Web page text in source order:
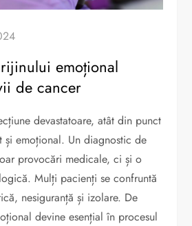
emoțional
de cancer
devastatoare, atât din punct
emoțional. Un diagnostic de
provocări medicale, ci și o
Mulți pacienți se confruntă
nesiguranță și izolare. De
devine esențial în procesul